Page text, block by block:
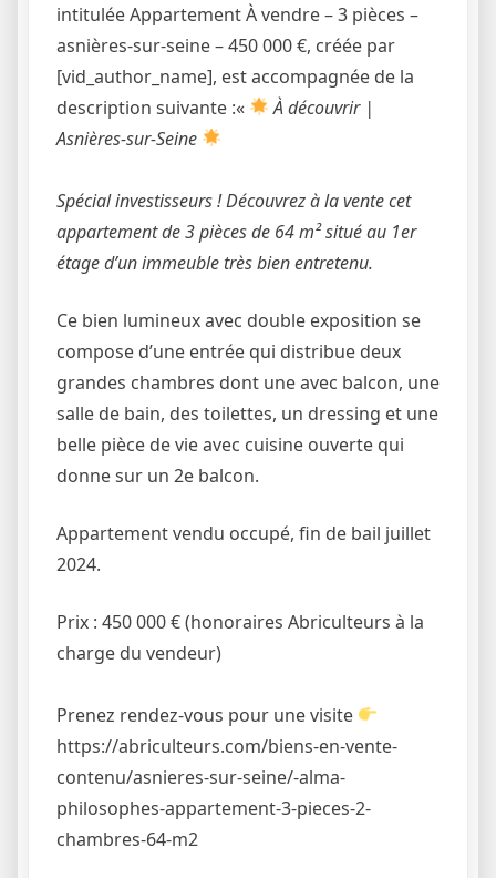
intitulée Appartement À vendre – 3 pièces –
asnières-sur-seine – 450 000 €, créée par
[vid_author_name], est accompagnée de la
description suivante :«
À découvrir |
Asnières-sur-Seine
Spécial investisseurs ! Découvrez à la vente cet
appartement de 3 pièces de 64 m² situé au 1er
étage d’un immeuble très bien entretenu.
Ce bien lumineux avec double exposition se
compose d’une entrée qui distribue deux
grandes chambres dont une avec balcon, une
salle de bain, des toilettes, un dressing et une
belle pièce de vie avec cuisine ouverte qui
donne sur un 2e balcon.
Appartement vendu occupé, fin de bail juillet
2024.
Prix : 450 000 € (honoraires Abriculteurs à la
charge du vendeur)
Prenez rendez-vous pour une visite
https://abriculteurs.com/biens-en-vente-
contenu/asnieres-sur-seine/-alma-
philosophes-appartement-3-pieces-2-
chambres-64-m2